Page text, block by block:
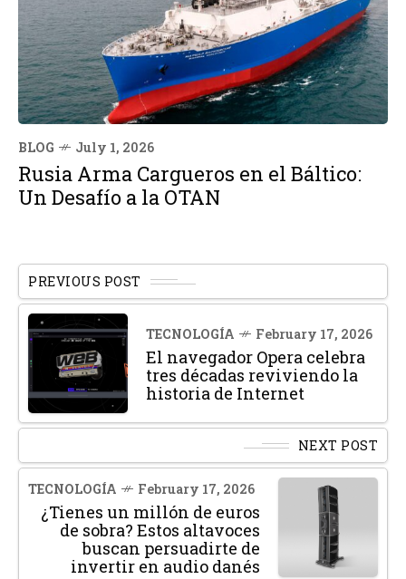
BLOG July 1, 2026
Rusia Arma Cargueros en el Báltico:
Un Desafío a la OTAN
PREVIOUS POST
TECNOLOGÍA February 17, 2026
El navegador Opera celebra
tres décadas reviviendo la
historia de Internet
NEXT POST
TECNOLOGÍA February 17, 2026
¿Tienes un millón de euros
de sobra? Estos altavoces
buscan persuadirte de
invertir en audio danés